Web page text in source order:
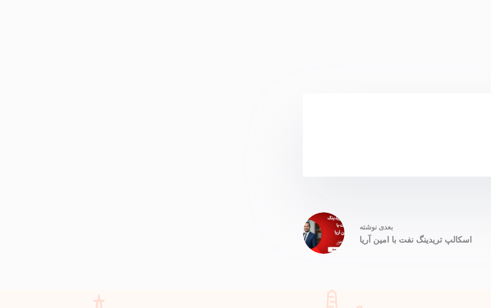
بعدی نوشته
اسکالپ تریدینگ نفت با امین آریا